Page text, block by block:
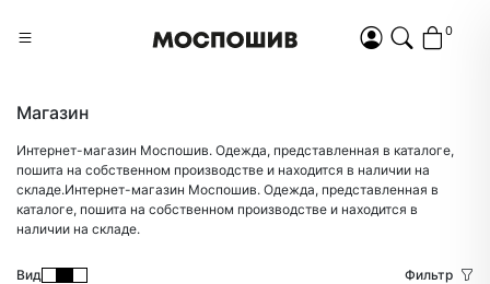
0
Магазин
Интернет-магазин Моспошив. Одежда, представленная в каталоге,
пошита на собственном производстве и находится в наличии на
складе.Интернет-магазин Моспошив. Одежда, представленная в
каталоге, пошита на собственном производстве и находится в
наличии на складе.
Вид Фильтр